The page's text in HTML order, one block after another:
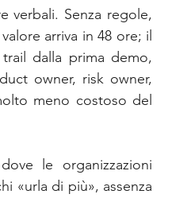
verbali. Senza regole,
arriva in 48 ore; il
dalla prima demo,
owner, risk owner,
meno costoso del
le organizzazioni
«urla di più», assenza